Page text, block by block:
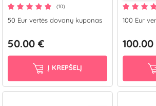
(10)
50 Eur vertės dovanų kuponas
50.00 €
Į KREPŠELĮ
100 Eur